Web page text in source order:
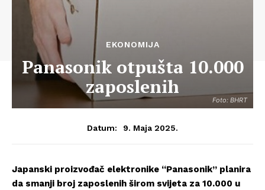
Foto: BHRT
EKONOMIJA
Panasonik otpušta 10.000
zaposlenih
Datum: 9. Maja 2025.
Japanski proizvođač elektronike “Panasonik” planira
da smanji broj zaposlenih širom svijeta za 10.000 u